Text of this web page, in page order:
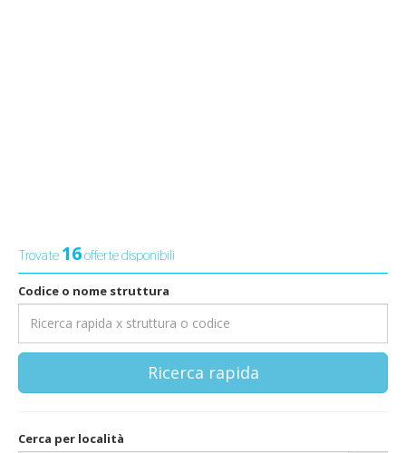
Trovate16offerte disponibili
Codice o nome struttura
Ricerca rapida
Cerca per località